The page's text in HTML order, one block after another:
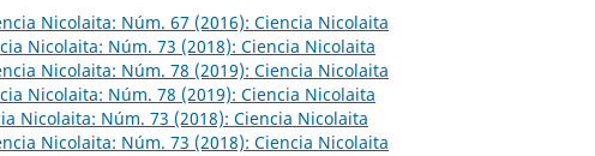
Nicolaita: Núm. 67 (2016): Ciencia Nicolaita
Nicolaita: Núm. 73 (2018): Ciencia Nicolaita
Nicolaita: Núm. 78 (2019): Ciencia Nicolaita
Nicolaita: Núm. 78 (2019): Ciencia Nicolaita
Nicolaita: Núm. 73 (2018): Ciencia Nicolaita
Nicolaita: Núm. 73 (2018): Ciencia Nicolaita